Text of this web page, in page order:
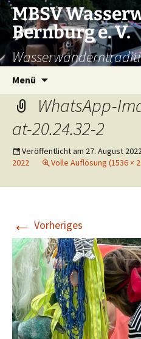
Zum
Inhalt
springen
MBSV
Bernburg e. V.
Menü
WhatsApp-
at-20.24.32-2
Veröffentlicht am 27. August
2022
Volle Auflösung (1536 ×
← Vorheriges